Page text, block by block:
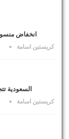
انخفاض
كريستين اسامة
السعودية
كريستين اسامة